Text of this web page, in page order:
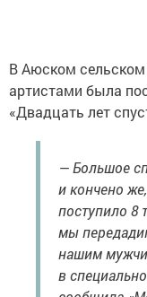
В Аюском
артистами была
«Двадцать лет
— Большое
и кончено
поступило 8
мы
нашим
в